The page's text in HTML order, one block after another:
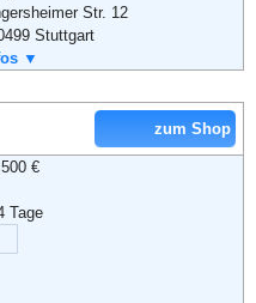
Str. 12
Stuttgart
5 016085
,AGB
▼
zum Shop
€
Tage